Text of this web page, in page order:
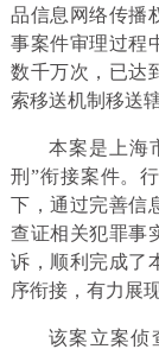
品信息网络传播
事案件审理过程
数千万次，已达
索移送机制移送
本案是上海
刑”衔接案件。
下，通过完善信
查证相关犯罪事
诉，顺利完成了
序衔接，有力展
该案立案侦